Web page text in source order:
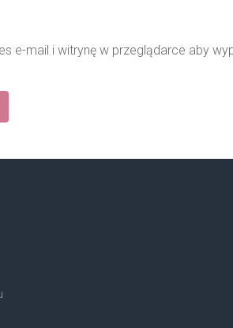
e-mail i witrynę w przeglądarce aby